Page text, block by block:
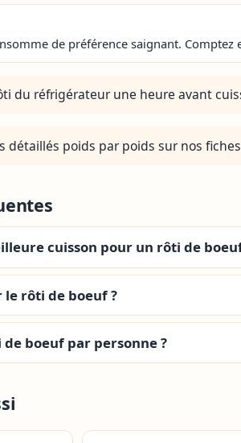
de préférence saignant. Comptez
du réfrigérateur une heure avant
détaillés poids par poids sur nos
cuisson pour un rôti de
rôti de boeuf ?
boeuf par personne ?